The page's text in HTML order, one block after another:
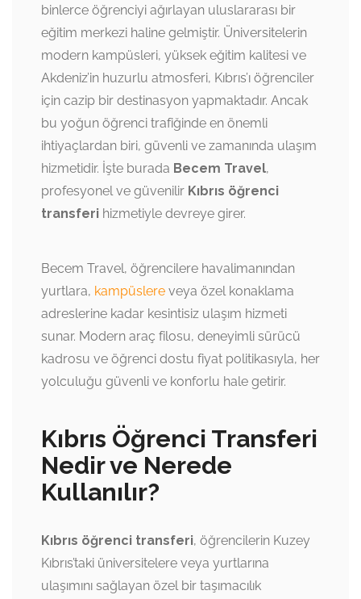
binlerce öğrenciyi ağırlayan uluslararası bir
eğitim merkezi haline gelmiştir. Üniversitelerin
modern kampüsleri, yüksek eğitim kalitesi ve
Akdeniz’in huzurlu atmosferi, Kıbrıs’ı öğrenciler
için cazip bir destinasyon yapmaktadır. Ancak
bu yoğun öğrenci trafiğinde en önemli
ihtiyaçlardan biri, güvenli ve zamanında ulaşım
hizmetidir. İşte burada Becem Travel,
profesyonel ve güvenilir Kıbrıs öğrenci
transferi hizmetiyle devreye girer.
Becem Travel, öğrencilere havalimanından
yurtlara, kampüslere veya özel konaklama
adreslerine kadar kesintisiz ulaşım hizmeti
sunar. Modern araç filosu, deneyimli sürücü
kadrosu ve öğrenci dostu fiyat politikasıyla, her
yolculuğu güvenli ve konforlu hale getirir.
Kıbrıs Öğrenci Transferi
Nedir ve Nerede
Kullanılır?
Kıbrıs öğrenci transferi, öğrencilerin Kuzey
Kıbrıs’taki üniversitelere veya yurtlarına
ulaşımını sağlayan özel bir taşımacılık